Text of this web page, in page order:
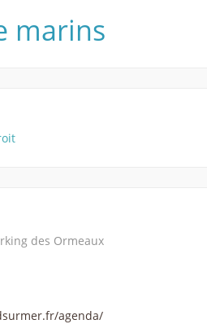
marins
des Ormeaux
agenda/